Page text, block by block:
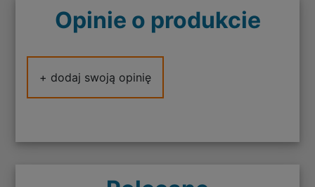
Opinie o produkcie
+ dodaj swoją opinię